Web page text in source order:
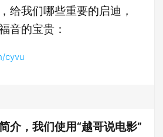
给我们哪些重要的启迪，
音的宝贵：
cyvu
介，我们使用“越哥说电影”